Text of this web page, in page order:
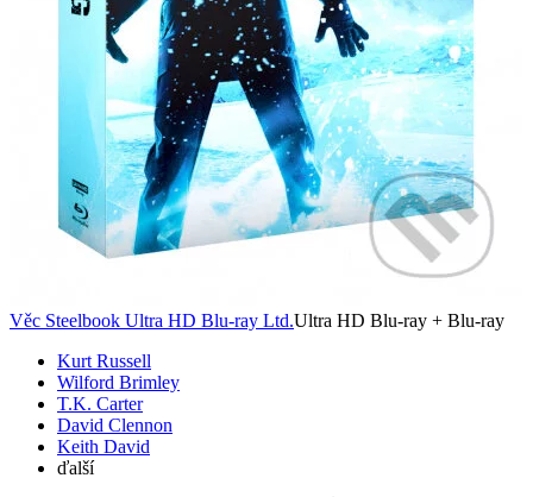
Věc Steelbook Ultra HD Blu-ray Ltd.Ultra HD Blu-ray + Blu-ray
Kurt Russell
Wilford Brimley
T.K. Carter
David Clennon
Keith David
ďalší